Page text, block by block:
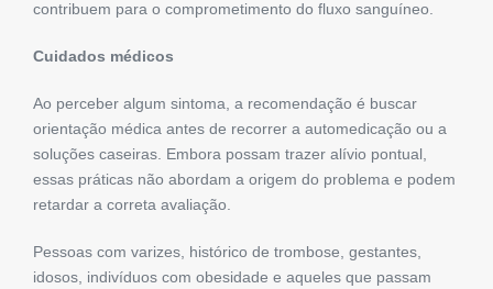
contribuem para o comprometimento do fluxo sanguíneo.
Cuidados médicos
Ao perceber algum sintoma, a recomendação é buscar
orientação médica antes de recorrer a automedicação ou a
soluções caseiras. Embora possam trazer alívio pontual,
essas práticas não abordam a origem do problema e podem
retardar a correta avaliação.
Pessoas com varizes, histórico de trombose, gestantes,
idosos, indivíduos com obesidade e aqueles que passam